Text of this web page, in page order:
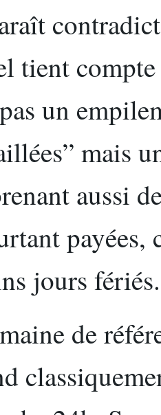
tient
un
mais
aussi
payées,
jours fériés.
de